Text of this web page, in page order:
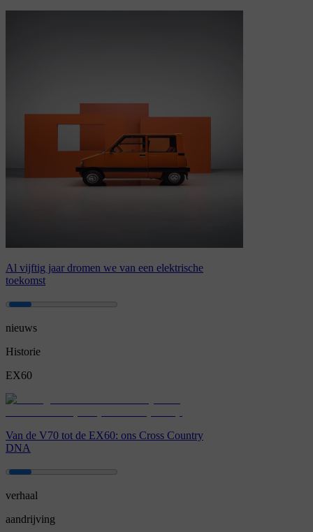
Al vijftig jaar dromen we van een elektrische
toekomst
nieuws
Historie
EX60
Van de V70 tot de EX60: ons Cross Country
DNA
verhaal
aandrijving